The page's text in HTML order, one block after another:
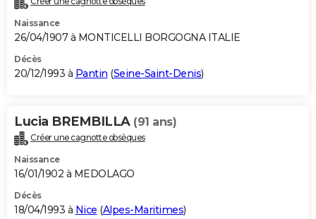
Naissance
26/04/1907 à MONTICELLI BORGOGNA ITALIE
Décès
20/12/1993 à Pantin (Seine-Saint-Denis)
Lucia BREMBILLA (91 ans)
Créer une cagnotte obsèques
Naissance
16/01/1902 à MEDOLAGO
Décès
18/04/1993 à Nice (Alpes-Maritimes)